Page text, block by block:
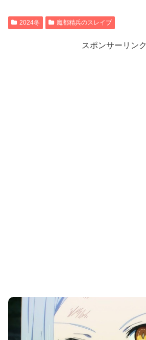
2024冬 魔都精兵のスレイブ
スポンサーリンク